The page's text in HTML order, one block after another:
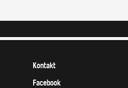
Kontakt
Facebook